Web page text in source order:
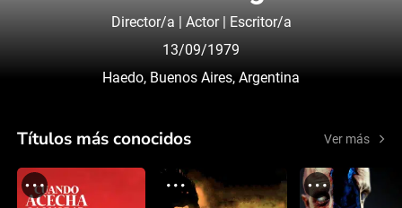
Director/a | Actor | Escritor/a
13/09/1979
Haedo, Buenos Aires, Argentina
Títulos más conocidos Ver más